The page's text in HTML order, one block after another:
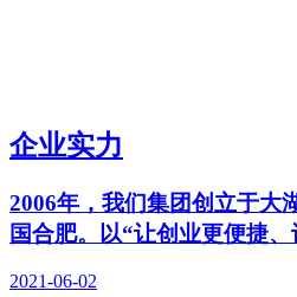
企业实力
2006年，我们集团创立于
国合肥。以“让创业更便捷、
2021-06-02